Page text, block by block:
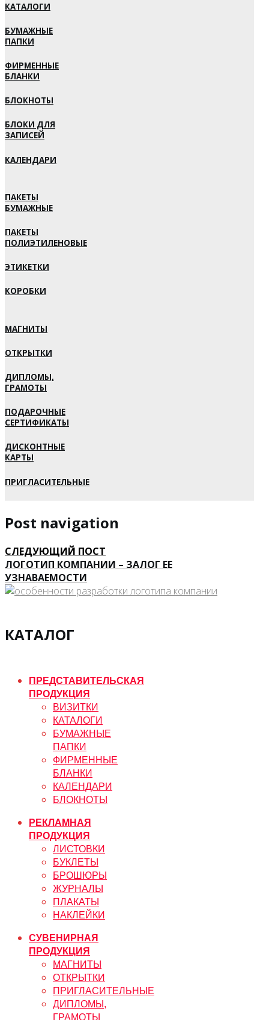
КАТАЛОГИ
БУМАЖНЫЕ
ПАПКИ
ФИРМЕННЫЕ
БЛАНКИ
БЛОКНОТЫ
БЛОКИ ДЛЯ
ЗАПИСЕЙ
КАЛЕНДАРИ
ПАКЕТЫ
БУМАЖНЫЕ
ПАКЕТЫ
ПОЛИЭТИЛЕНОВЫЕ
ЭТИКЕТКИ
КОРОБКИ
МАГНИТЫ
ОТКРЫТКИ
ДИПЛОМЫ,
ГРАМОТЫ
ПОДАРОЧНЫЕ
СЕРТИФИКАТЫ
ДИСКОНТНЫЕ
КАРТЫ
ПРИГЛАСИТЕЛЬНЫЕ
Post navigation
СЛЕДУЮЩИЙ ПОСТ
ЛОГОТИП КОМПАНИИ – ЗАЛОГ ЕЕ
УЗНАВАЕМОСТИ
КАТАЛОГ
ПРЕДСТАВИТЕЛЬСКАЯ
ПРОДУКЦИЯ
ВИЗИТКИ
КАТАЛОГИ
БУМАЖНЫЕ
ПАПКИ
ФИРМЕННЫЕ
БЛАНКИ
КАЛЕНДАРИ
БЛОКНОТЫ
РЕКЛАМНАЯ
ПРОДУКЦИЯ
ЛИСТОВКИ
БУКЛЕТЫ
БРОШЮРЫ
ЖУРНАЛЫ
ПЛАКАТЫ
НАКЛЕЙКИ
СУВЕНИРНАЯ
ПРОДУКЦИЯ
МАГНИТЫ
ОТКРЫТКИ
ПРИГЛАСИТЕЛЬНЫЕ
ДИПЛОМЫ,
ГРАМОТЫ